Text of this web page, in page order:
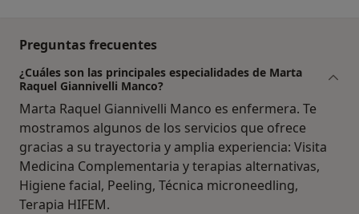
Preguntas frecuentes
¿Cuáles son las principales especialidades de Marta
Raquel Giannivelli Manco?
Marta Raquel Giannivelli Manco es enfermera. Te
mostramos algunos de los servicios que ofrece
gracias a su trayectoria y amplia experiencia: Visita
Medicina Complementaria y terapias alternativas,
Higiene facial, Peeling, Técnica microneedling,
Terapia HIFEM.